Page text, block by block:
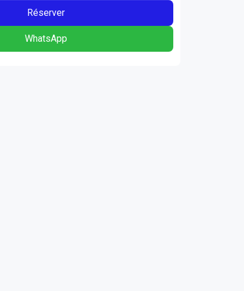
Réserver
WhatsApp